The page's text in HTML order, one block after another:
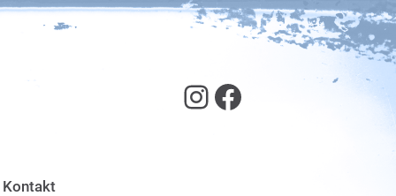
SJR Hof auf Instagram
Facebook
Kontakt